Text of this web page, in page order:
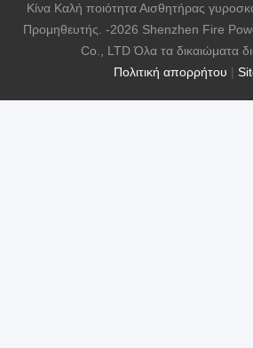
Πολιτική απορρήτου |
Κίνα Καλή ποιότητα Αισθητήρας
Προμηθευτής. -2026 Shenzhen Fire
Co., LTD Όλα τα δικαιώματα